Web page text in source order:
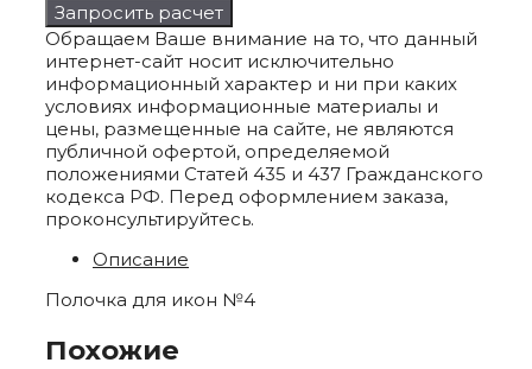
Запросить расчет
Обращаем Ваше внимание на то, что данный
интернет-сайт носит исключительно
информационный характер и ни при каких
условиях информационные материалы и
цены, размещенные на сайте, не являются
публичной офертой, определяемой
положениями Статей 435 и 437 Гражданского
кодекса РФ. Перед оформлением заказа,
проконсультируйтесь.
Описание
Полочка для икон №4
Похожие